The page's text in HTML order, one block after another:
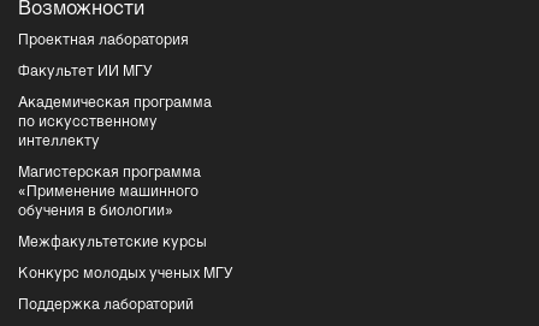
Возможности
Проектная лаборатория
Факультет ИИ МГУ
Академическая программа
по искусственному
интеллекту
Магистерская программа
«Применение машинного
обучения в биологии»
Межфакультетские курсы
Конкурс молодых ученых МГУ
Поддержка лабораторий